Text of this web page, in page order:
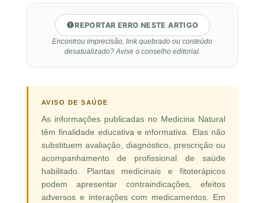
REPORTAR ERRO NESTE ARTIGO
Encontrou imprecisão, link quebrado ou conteúdo
desatualizado? Avise o conselho editorial.
AVISO DE SAÚDE
As informações publicadas no Medicina Natural
têm finalidade educativa e informativa. Elas não
substituem avaliação, diagnóstico, prescrição ou
acompanhamento de profissional de saúde
habilitado. Plantas medicinais e fitoterápicos
podem apresentar contraindicações, efeitos
adversos e interações com medicamentos. Em